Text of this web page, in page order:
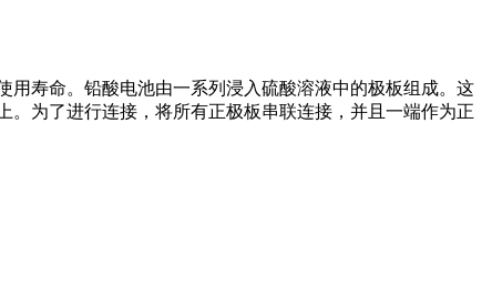
寿命。铅酸电池由一系列浸入硫酸溶液中的极板组成。这
为了进行连接，将所有正极板串联连接，并且一端作为正